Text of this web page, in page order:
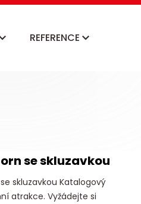
REFERENCE
se skluzavkou
skluzavkou Katalogový
atrakce. Vyžádejte si